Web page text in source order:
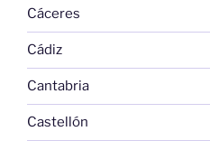
Cáceres
Cádiz
Cantabria
Castellón